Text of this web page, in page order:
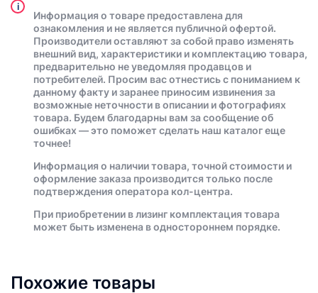
i
Информация о товаре предоставлена для
ознакомления и не является публичной офертой.
Производители оставляют за собой право изменять
внешний вид, характеристики и комплектацию товара,
предварительно не уведомляя продавцов и
потребителей. Просим вас отнестись с пониманием к
данному факту и заранее приносим извинения за
возможные неточности в описании и фотографиях
товара. Будем благодарны вам за сообщение об
ошибках — это поможет сделать наш каталог еще
точнее!
Информация о наличии товара, точной стоимости и
оформление заказа производится только после
подтверждения оператора кол-центра.
При приобретении в лизинг комплектация товара
может быть изменена в одностороннем порядке.
Похожие товары